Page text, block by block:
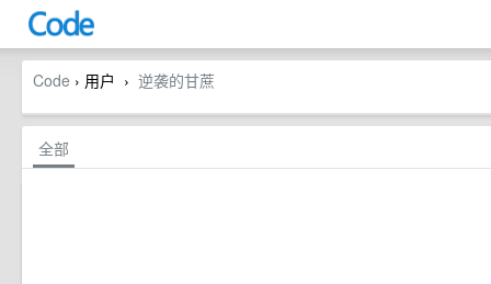
Code › 用户 › 逆袭的甘蔗
全部